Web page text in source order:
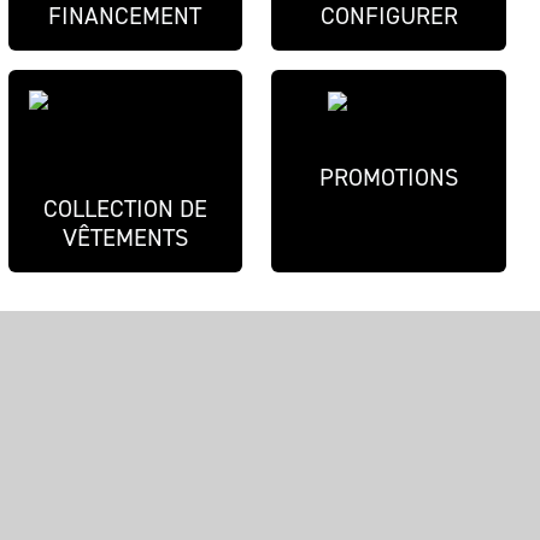
FINANCEMENT CONFIGURER
COLLECTION DE
VÊTEMENTS
PROMOTIONS